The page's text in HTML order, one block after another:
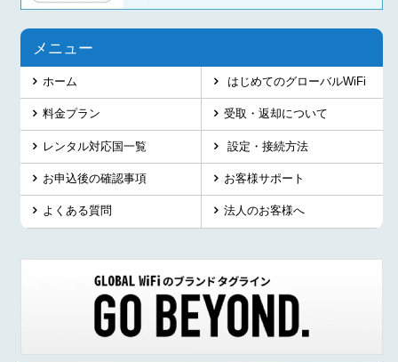
メニュー
ホーム
料金プラン
レンタル対応国一覧
お申込後の確認事項
よくある質問
はじめてのグローバルWiFi
受取・返却について
設定・接続方法
お客様サポート
法人のお客様へ